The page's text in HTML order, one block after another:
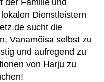
der Familie und
Dienstleistern
sucht die
Vanamõisa selbst zu
und aufregend zu
von Harju zu